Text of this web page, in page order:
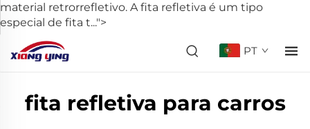
material retrorrefletivo. A fita refletiva é um tipo
especial de fita t...">
PT
fita refletiva para carros